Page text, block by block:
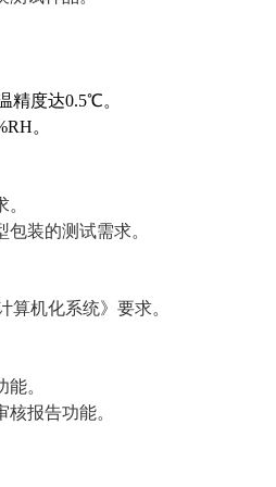
精度达0.5℃。
。
包装的测试需求。
算机化系统》要求。
能。
报告功能。